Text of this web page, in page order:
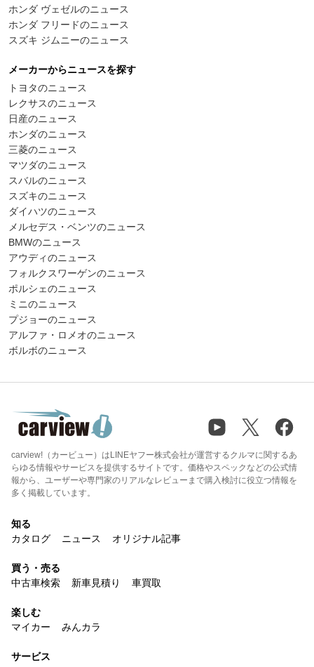
ホンダ ヴェゼルのニュース
ホンダ フリードのニュース
スズキ ジムニーのニュース
メーカーからニュースを探す
トヨタのニュース
レクサスのニュース
日産のニュース
ホンダのニュース
三菱のニュース
マツダのニュース
スバルのニュース
スズキのニュース
ダイハツのニュース
メルセデス・ベンツのニュース
BMWのニュース
アウディのニュース
フォルクスワーゲンのニュース
ポルシェのニュース
ミニのニュース
プジョーのニュース
アルファ・ロメオのニュース
ボルボのニュース
carview!（カービュー）はLINEヤフー株式会社が運営するクルマに関するあ
らゆる情報やサービスを提供するサイトです。価格やスペックなどの公式情
報から、ユーザーや専門家のリアルなレビューまで購入検討に役立つ情報を
多く掲載しています。
知る
カタログ
ニュース オリジナル記事
買う・売る
中古車検索
新車見積り 車買取
楽しむ
マイカー
みんカラ
サービス